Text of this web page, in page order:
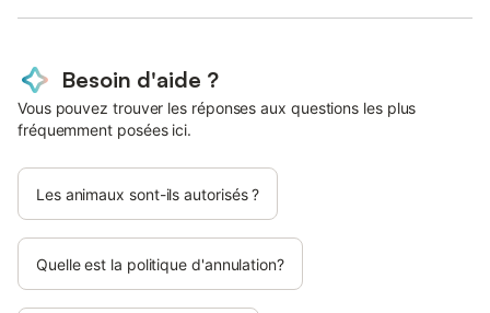
Besoin d'aide ?
Vous pouvez trouver les réponses aux questions les plus
fréquemment posées ici.
Les animaux sont-ils autorisés ?
Quelle est la politique d'annulation?